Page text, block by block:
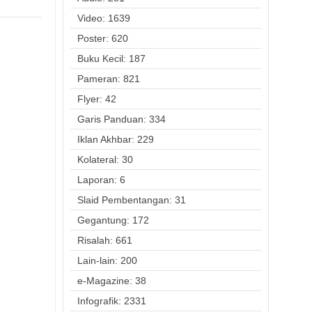
Video: 1639
Poster: 620
Buku Kecil: 187
Pameran: 821
Flyer: 42
Garis Panduan: 334
Iklan Akhbar: 229
Kolateral: 30
Laporan: 6
Slaid Pembentangan: 31
Gegantung: 172
Risalah: 661
Lain-lain: 200
e-Magazine: 38
Infografik: 2331